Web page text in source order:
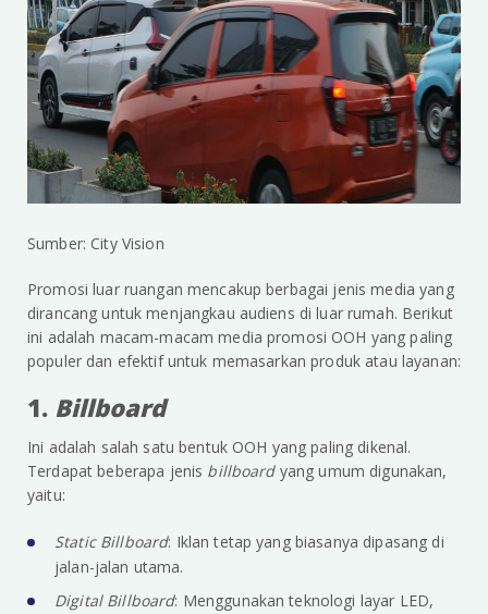
Sumber: City Vision
Promosi luar ruangan mencakup berbagai jenis media yang
dirancang untuk menjangkau audiens di luar rumah. Berikut
ini adalah macam-macam media promosi OOH yang paling
populer dan efektif untuk memasarkan produk atau layanan:
1. Billboard
Ini adalah salah satu bentuk OOH yang paling dikenal.
Terdapat beberapa jenis billboard yang umum digunakan,
yaitu:
Static Billboard: Iklan tetap yang biasanya dipasang di
jalan-jalan utama.
Digital Billboard: Menggunakan teknologi layar LED,